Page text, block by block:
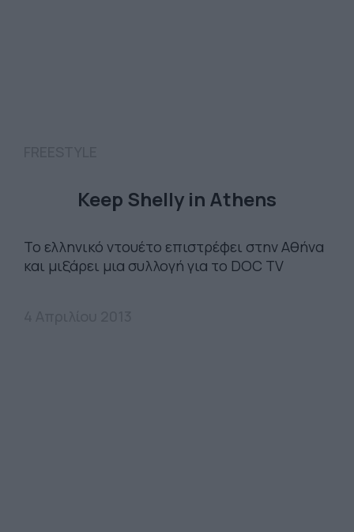
Keep Shelly in Athens
Το ελληνικό ντουέτο επιστρέφει στην Αθήνα
και μιξάρει μια συλλογή για το DOC TV